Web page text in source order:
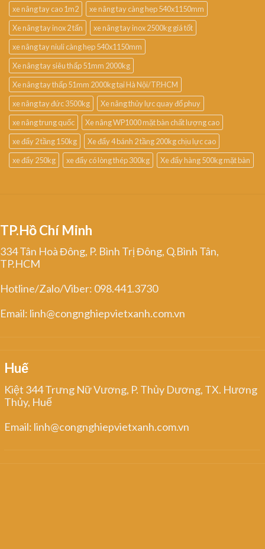
xe nâng tay cao 1m2
xe nâng tay càng hẹp 540x1150mm
Xe nâng tay inox 2 tấn
xe nâng tay inox 2500kg giá tốt
xe nâng tay niuli càng hẹp 540x1150mm
Xe nâng tay siêu thấp 51mm 2000kg
Xe nâng tay thấp 51mm 2000kg tại Hà Nội/TP.HCM
xe nâng tay đức 3500kg
Xe nâng thủy lực quay đổ phuy
xe nâng trung quốc
Xe nâng WP1000 mặt bàn chất lượng cao
xe đẩy 2 tầng 150kg
Xe đẩy 4 bánh 2 tầng 200kg chịu lực cao
xe đẩy 250kg
xe đẩy có lòng thép 300kg Xe đẩy hàng 500kg mặt bàn
TP.Hồ Chí Minh
334 Tân Hoà Đông, P. Bình Trị Đông, Q.Bình Tân,
TP.HCM
Hotline/Zalo/Viber: 098.441.3730
Email: linh@congnghiepvietxanh.com.vn
Huế
Kiệt 344 Trưng Nữ Vương, P. Thủy Dương, TX. Hương
Thủy, Huế
Email: linh@congnghiepvietxanh.com.vn